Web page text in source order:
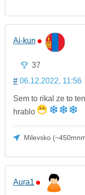
Ai-kun
37
# 06.12.2022, 11:56
Sem to rikal ze to
hrablo
Milevsko
Aura1